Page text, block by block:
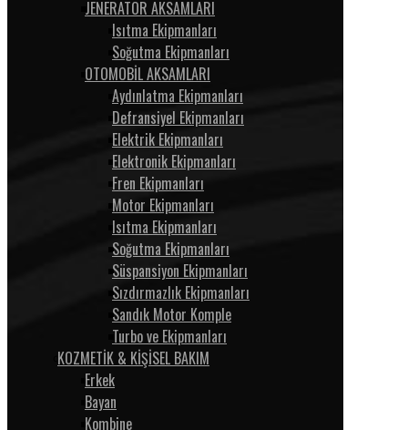
JENERATÖR AKSAMLARI
Isıtma Ekipmanları
Soğutma Ekipmanları
OTOMOBİL AKSAMLARI
Aydınlatma Ekipmanları
Defransiyel Ekipmanları
Elektrik Ekipmanları
Elektronik Ekipmanları
Fren Ekipmanları
Motor Ekipmanları
Isıtma Ekipmanları
Soğutma Ekipmanları
Süspansiyon Ekipmanları
Sızdırmazlık Ekipmanları
Sandık Motor Komple
Turbo ve Ekipmanları
KOZMETİK & KİŞİSEL BAKIM
Erkek
Bayan
Kombine